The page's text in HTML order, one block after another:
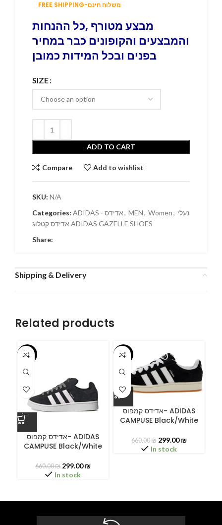
FREE SHIPPING-משלוח חינם
מבצע מטורף ,כל ההנחות
והמבצעים והקופונים כבר במחיר
בפנים ובכל המידות כמובן
SIZE
ADD TO CART
Compare Add to wishlist
SKU: N/A
Categories:
ADIDAS - אדידס, MEN, Women, נעלי
אדידס קטלוג ADIDAS GAZELLE SHOES
Share:
Shipping & Delivery
Related products
-55%
אדידס קמפוס- ADIDAS
CAMPUSE Black/White
660.00₪ 299.00₪
In stock
-55%
אדידס קמפוס- ADIDAS
CAMPUSE Black/White
660.00₪ 299.00₪
In stock